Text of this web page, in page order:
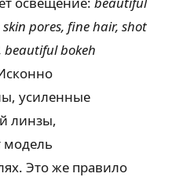
pores, fine hair, shot
beautiful bokeh
усиленные
линзы,
модель
Это же правило